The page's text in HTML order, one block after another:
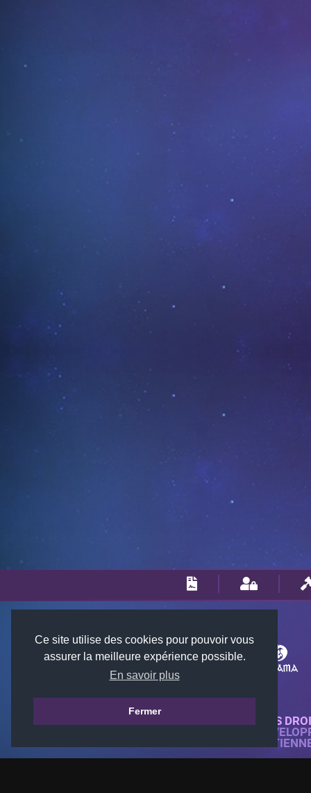
Ce site utilise des cookies pour pouvoir vous
assurer la meilleure expérience possible.
En savoir plus
Fermer
© 2018-2026 KTARENA. TOUS
SITE WEB ENTIÈREMENT
TOUTES LES IMAGES